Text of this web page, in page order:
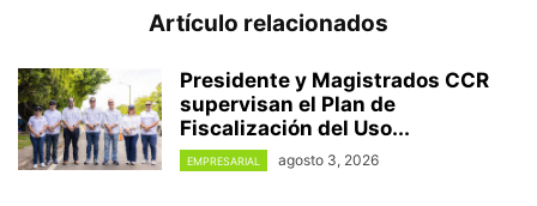
Artículo relacionados
Presidente y Magistrados CCR
supervisan el Plan de
Fiscalización del Uso...
EMPRESARIAL agosto 3, 2026